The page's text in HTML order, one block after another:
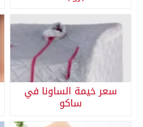
سعر خيمة الساونا في
ساكو